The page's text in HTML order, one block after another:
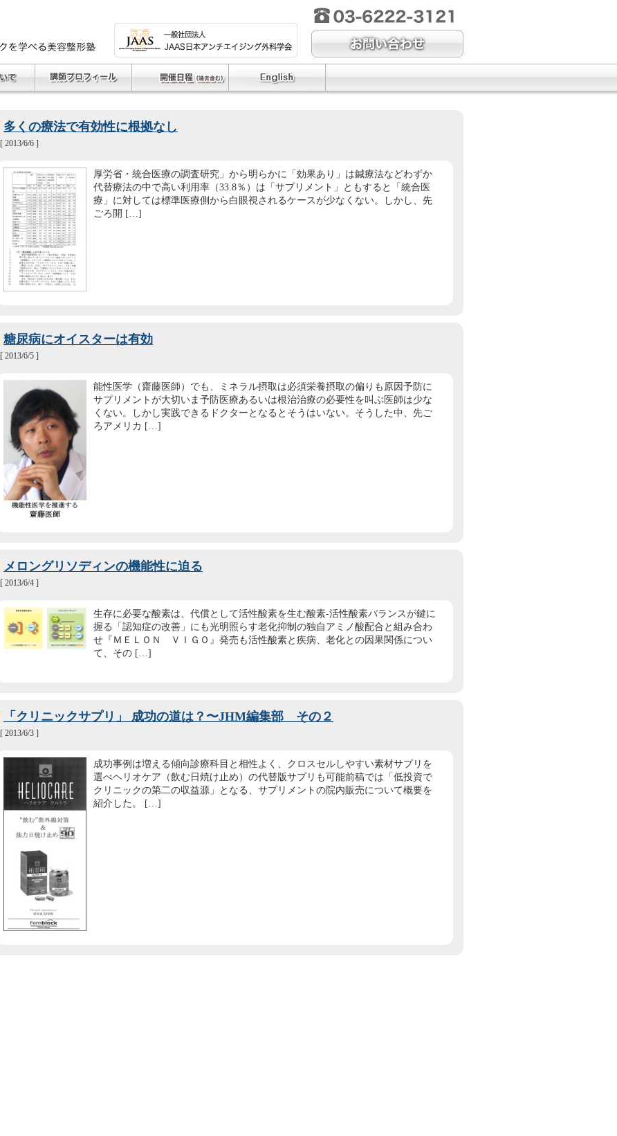
多くの療法で有効性に根拠なし
[ 2013/6/6 ]
厚労省・統合医療の調査研究」から明らかに「効果あり」は鍼療法などわずか
代替療法の中で高い利用率（33.8％）は「サプリメント」ともすると「統合医
療」に対しては標準医療側から白眼視されるケースが少なくない。しかし、先
ごろ開 […]
糖尿病にオイスターは有効
[ 2013/6/5 ]
能性医学（齋藤医師）でも、ミネラル摂取は必須栄養摂取の偏りも原因予防に
サプリメントが大切いま予防医療あるいは根治治療の必要性を叫ぶ医師は少な
くない。しかし実践できるドクターとなるとそうはいない。そうした中、先ご
ろアメリカ […]
メロングリソディンの機能性に迫る
[ 2013/6/4 ]
生存に必要な酸素は、代償として活性酸素を生む酸素‐活性酸素バランスが鍵に
握る「認知症の改善」にも光明照らす老化抑制の独自アミノ酸配合と組み合わ
せ『ＭＥＬＯＮ ＶＩＧＯ』発売も活性酸素と疾病、老化との因果関係につい
て、その […]
「クリニックサプリ」 成功の道は？〜JHM編集部 その２
[ 2013/6/3 ]
成功事例は増える傾向診療科目と相性よく、クロスセルしやすい素材サプリを
選べヘリオケア（飲む日焼け止め）の代替版サプリも可能前稿では「低投資で
クリニックの第二の収益源」となる、サプリメントの院内販売について概要を
紹介した。 […]